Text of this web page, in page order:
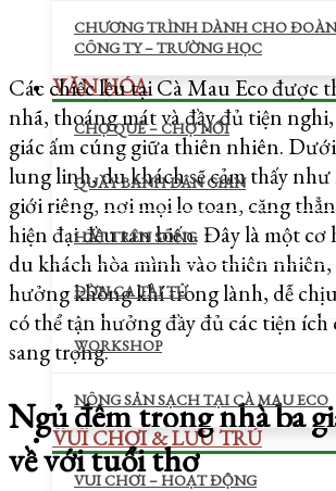
CHƯƠNG TRÌNH DÀNH CHO
CÔNG TY – TRƯỜNG HỌC
VĂN HÓA
CHỢ QUÊ – CHỢ NỔI
QUẦY BÁNH DÂN GIAN
HÁT TRÊN SÔNG
ĐỜN CA TÀI TỬ
WORKSHOP
NÔNG SẢN SẠCH TẠI CÀ MAU ECO
VUI CHƠI & LƯU TRÚ
VUI CHƠI – HOẠT ĐỘNG
Các chiếc lều tại Cà Mau Eco được
nhã, thoáng mát và đầy đủ tiện
giác ấm cúng giữa thiên nhiên.
lung linh, du khách sẽ cảm thấy như
giới riêng, nơi mọi lo toan, căng
hiện đại đều tan biến. Đây là một cơ
du khách hòa mình vào thiên
hưởng không khí trong lành, dễ
có thể tận hưởng đầy đủ các tiện
sang trọng.
Ngủ đêm trong nhà ba
về với tuổi thơ